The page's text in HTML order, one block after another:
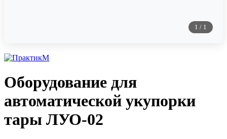
1 / 1
Оборудование для
автоматической укупорки
тары ЛУО-02